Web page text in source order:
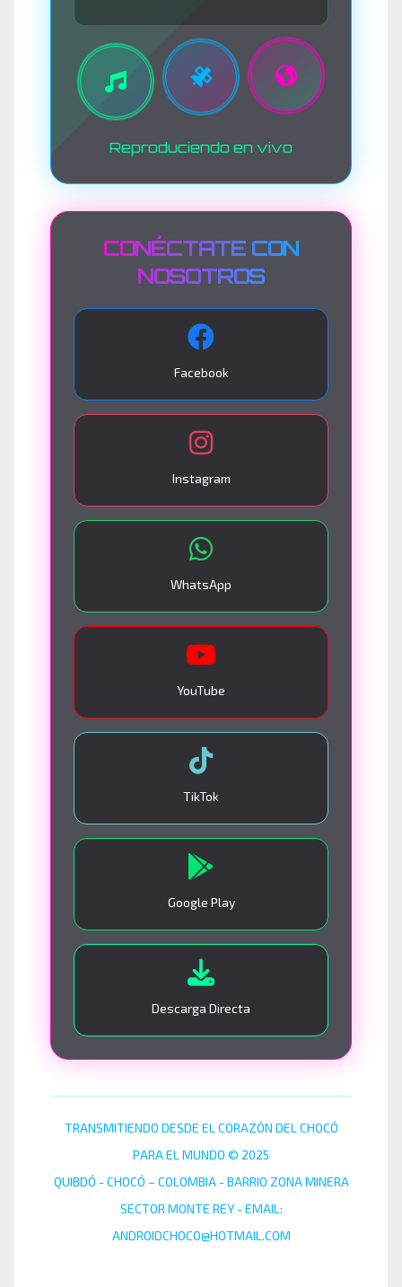
Reproduciendo en vivo
CONÉCTATE CON
NOSOTROS
Facebook
Instagram
WhatsApp
YouTube
TikTok
Google Play
Descarga Directa
TRANSMITIENDO DESDE EL CORAZÓN DEL CHOCÓ
PARA EL MUNDO © 2025
QUIBDÓ - CHOCÓ – COLOMBIA - BARRIO ZONA MINERA
SECTOR MONTE REY - EMAIL:
ANDROIDCHOCO@HOTMAIL.COM